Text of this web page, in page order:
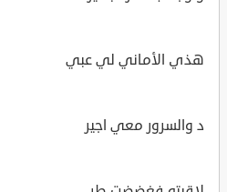
هذي الأماني لي عبي
د والسرور معي اجير